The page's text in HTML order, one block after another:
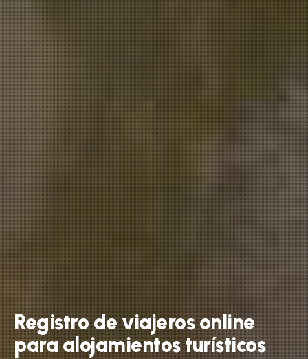
Registro de viajerosonline
paraalojamientosturísticos